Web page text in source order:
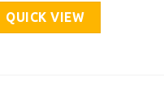
QUICK VIEW